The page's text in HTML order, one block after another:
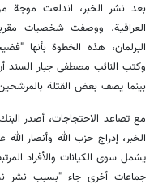
بعد نشر الخبر، اندلعت موجة
العراقية. ووصفت شخصيات
البرلمان، هذه الخطوة بأنها
وكتب النائب مصطفى جبار السند
بينما يصف بعض القتلة
مع تصاعد الاحتجاجات، أصدر البنك
الخبر، إدراج حزب الله وأنصار
يشمل سوى الكيانات والأفراد
جماعات أخرى جاء "بسبب نشر